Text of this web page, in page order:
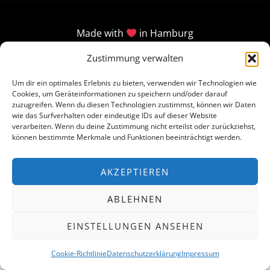
Zustimmung verwalten
Um dir ein optimales Erlebnis zu bieten, verwenden wir Technologien wie
Cookies, um Geräteinformationen zu speichern und/oder darauf
zuzugreifen. Wenn du diesen Technologien zustimmst, können wir Daten
wie das Surfverhalten oder eindeutige IDs auf dieser Website
verarbeiten. Wenn du deine Zustimmung nicht erteilst oder zurückziehst,
können bestimmte Merkmale und Funktionen beeinträchtigt werden.
AKZEPTIEREN
ABLEHNEN
EINSTELLUNGEN ANSEHEN
Cookie-RichtlinieDatenschutzerklärungImpressum
Made with in Hamburg